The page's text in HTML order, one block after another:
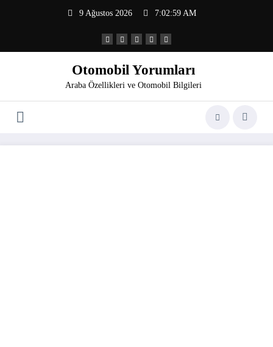
9 Ağustos 2026 7:02:59 AM
Otomobil Yorumları
Araba Özellikleri ve Otomobil Bilgileri